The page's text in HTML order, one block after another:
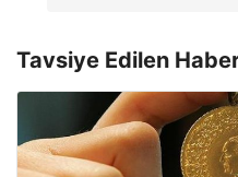
Tavsiye Edilen